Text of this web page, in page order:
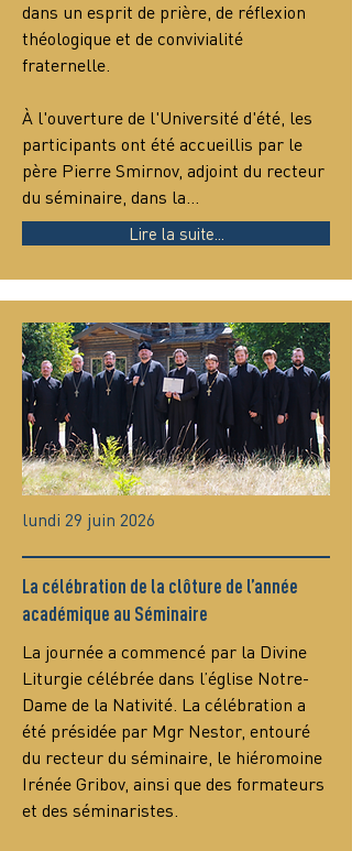
dans un esprit de prière, de réflexion
théologique et de convivialité
fraternelle.
À l'ouverture de l'Université d'été, les
participants ont été accueillis par le
père Pierre Smirnov, adjoint du recteur
du séminaire, dans la…
Lire la suite...
lundi 29 juin 2026
La célébration de la clôture de l’année
académique au Séminaire
La journée a commencé par la Divine
Liturgie célébrée dans l’église Notre-
Dame de la Nativité. La célébration a
été présidée par Mgr Nestor, entouré
du recteur du séminaire, le hiéromoine
Irénée Gribov, ainsi que des formateurs
et des séminaristes.